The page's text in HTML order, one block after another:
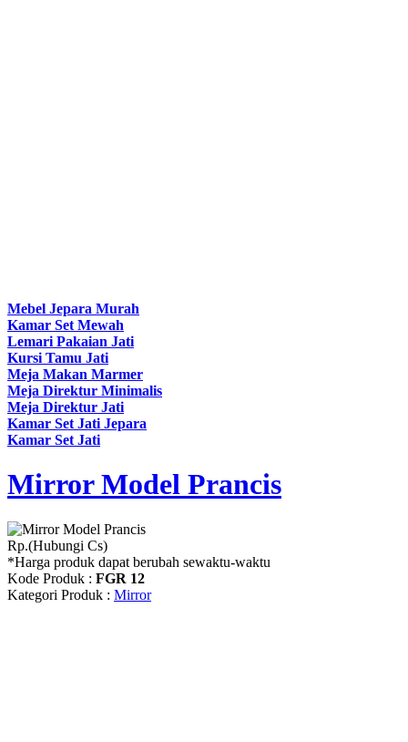
Mebel Jepara Murah
Kamar Set Mewah
Lemari Pakaian Jati
Kursi Tamu Jati
Meja Makan Marmer
Meja Direktur Minimalis
Meja Direktur Jati
Kamar Set Jati Jepara
Kamar Set Jati
Mirror Model Prancis
Rp.(Hubungi Cs)
*Harga produk dapat berubah sewaktu-waktu
Kode Produk : FGR 12
Kategori Produk : Mirror